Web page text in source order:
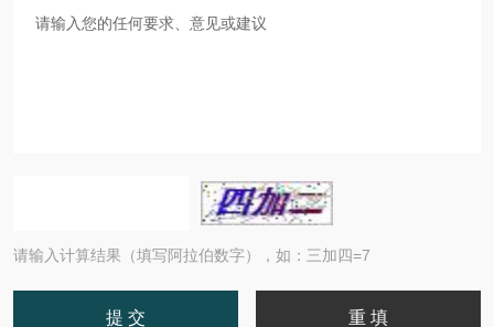
请输入计算结果（填写阿拉伯数字），如：三加四=7